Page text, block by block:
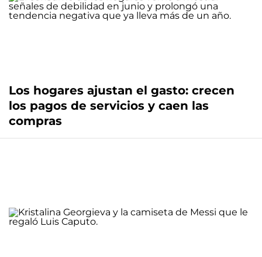
Los hogares ajustan el gasto: crecen
los pagos de servicios y caen las
compras